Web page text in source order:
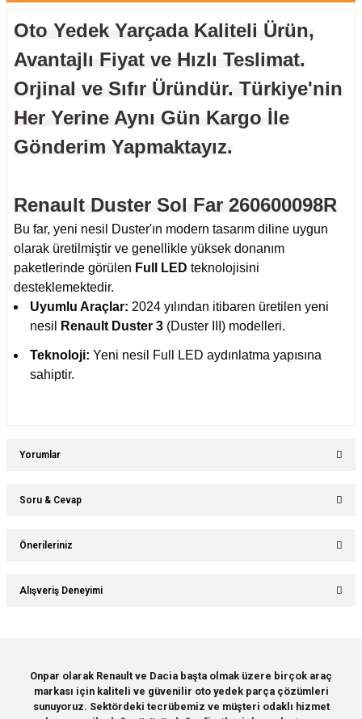
Oto Yedek Yarçada Kaliteli Ürün,
Avantajlı Fiyat ve Hızlı Teslimat.
Orjinal ve Sıfır Üründür. Türkiye'nin
Her Yerine Aynı Gün Kargo İle
Gönderim Yapmaktayız.
Renault Duster Sol Far 260600098R
Bu far, yeni nesil Duster'ın modern tasarım diline uygun
olarak üretilmiştir ve genellikle yüksek donanım
paketlerinde görülen Full LED teknolojisini
desteklemektedir.
Uyumlu Araçlar: 2024 yılından itibaren üretilen yeni
nesil
Renault Duster 3 (Duster III) modelleri.
Teknoloji: Yeni nesil Full LED aydınlatma yapısına
sahiptir.
Yorumlar
Soru & Cevap
Önerileriniz
Bu ürünün fiyat bilgisi, resim, ürün açıklamalarında ve diğer konularda
yetersiz gördüğünüz noktaları öneri formunu kullanarak tarafımıza
Ürün resmi kalitesiz, bozuk veya görüntülenemiyor.
Ürün açıklamasında eksik bilgiler bulunuyor.
Ürün bilgilerinde hatalar bulunuyor.
Alışveriş Deneyimi
Deneyimini Paylaş
Onpar olarak Renault ve Dacia başta olmak üzere birçok araç
markası için kaliteli ve güvenilir oto yedek parça çözümleri
sunuyoruz. Sektördeki tecrübemiz ve müşteri odaklı hizmet